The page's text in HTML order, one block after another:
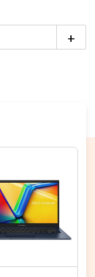
18家銀行/業者
18家銀行/業者
slots+1T PCIe
+